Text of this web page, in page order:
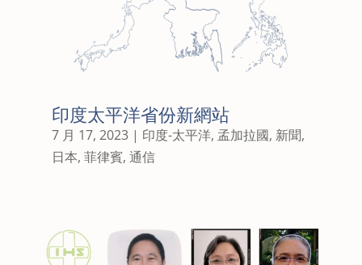
印度太平洋省份新網站
7 月 17, 2023| 印度-太平洋, 孟加拉國, 新聞,
日本, 菲律賓, 通信